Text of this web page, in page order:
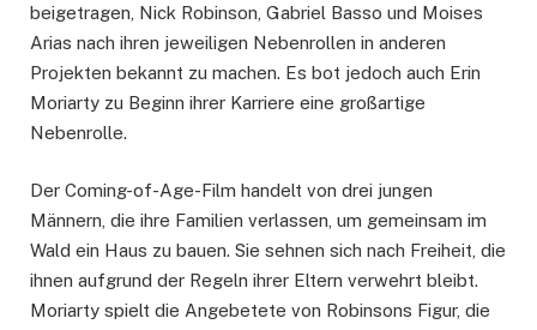
beigetragen, Nick Robinson, Gabriel Basso und Moises
Arias nach ihren jeweiligen Nebenrollen in anderen
Projekten bekannt zu machen. Es bot jedoch auch Erin
Moriarty zu Beginn ihrer Karriere eine großartige
Nebenrolle.
Der Coming-of-Age-Film handelt von drei jungen
Männern, die ihre Familien verlassen, um gemeinsam im
Wald ein Haus zu bauen. Sie sehnen sich nach Freiheit, die
ihnen aufgrund der Regeln ihrer Eltern verwehrt bleibt.
Moriarty spielt die Angebetete von Robinsons Figur, die